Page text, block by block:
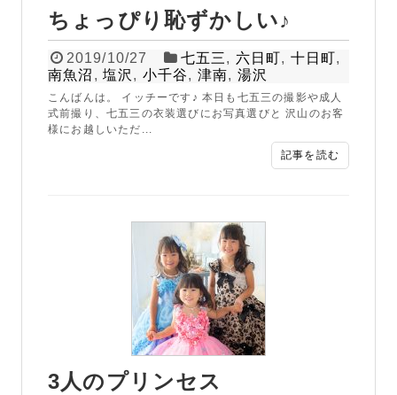
ちょっぴり恥ずかしい♪
2019/10/27 七五三, 六日町 , 十日町 ,
南魚沼 ,塩沢 , 小千谷, 津南, 湯沢
こんばんは。 イッチーです♪ 本日も七五三の撮影や成人
式前撮り、七五三の衣装選びにお写真選びと 沢山のお客
様にお越しいただ...
記事を読む
3人のプリンセス